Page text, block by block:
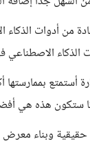
من أدوات
الذكاء
بممارستها
ستكون هذه هي
حقيقية وبناء